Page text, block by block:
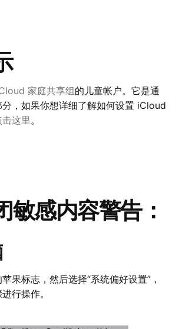
家庭共享组的儿童帐户。它是通
，如果你想详细了解如何设置 iCloud
击这里。
敏感内容警告：
果标志，然后选择“系统偏好设置”，
行操作。